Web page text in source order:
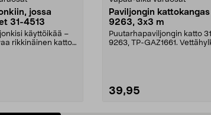
jossa
31-4513
käyttöikää –
rikkinäinen katto.
Paviljongin
9263, 3x3 m
Puutarhapaviljongin katto
9263, TP-GAZ1661.
39,95